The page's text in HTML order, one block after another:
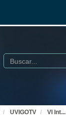
Buscar
UVIGOTV VI Int...